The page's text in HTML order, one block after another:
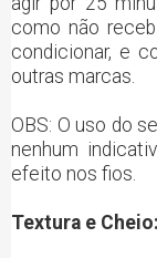
como não
condicionar, e
outras marcas.
OBS: O uso do
nenhum
efeito nos fios.
Textura e Cheio: